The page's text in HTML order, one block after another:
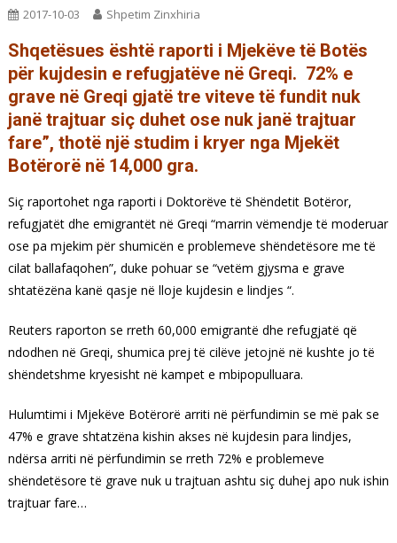
2017-10-03 Shpetim Zinxhiria
Shqetësues është raporti i Mjekëve të Botës
për kujdesin e refugjatëve në Greqi. 72% e
grave në Greqi gjatë tre viteve të fundit nuk
janë trajtuar siç duhet ose nuk janë trajtuar
fare”, thotë një studim i kryer nga Mjekët
Botërorë në 14,000 gra.
Siç raportohet nga raporti i Doktorëve të Shëndetit Botëror,
refugjatët dhe emigrantët në Greqi “marrin vëmendje të moderuar
ose pa mjekim për shumicën e problemeve shëndetësore me të
cilat ballafaqohen”, duke pohuar se “vetëm gjysma e grave
shtatëzëna kanë qasje në lloje kujdesin e lindjes “.
Reuters raporton se rreth 60,000 emigrantë dhe refugjatë që
ndodhen në Greqi, shumica prej të cilëve jetojnë në kushte jo të
shëndetshme kryesisht në kampet e mbipopulluara.
Hulumtimi i Mjekëve Botërorë arriti në përfundimin se më pak se
47% e grave shtatzëna kishin akses në kujdesin para lindjes,
ndërsa arriti në përfundimin se rreth 72% e problemeve
shëndetësore të grave nuk u trajtuan ashtu siç duhej apo nuk ishin
trajtuar fare…